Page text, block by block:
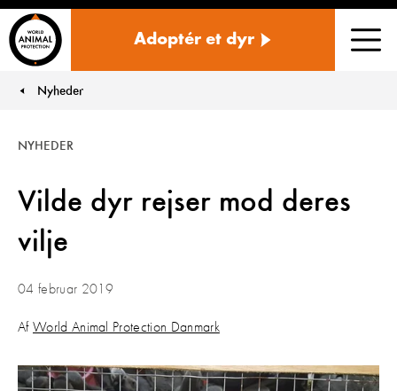
Adoptér et dyr
You are here:
Nyheder
Vilde dyr rejser mod deres
vilje
NYHEDER
04 februar 2019
Af World Animal Protection Danmark